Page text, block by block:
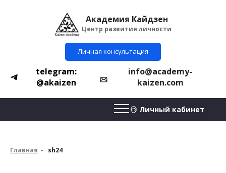
Академия Кайдзен
Центр развития личности
Личная консультация
telegram:
@akaizen
info@academy-
kaizen.com
Личный кабинет
Главная sh24